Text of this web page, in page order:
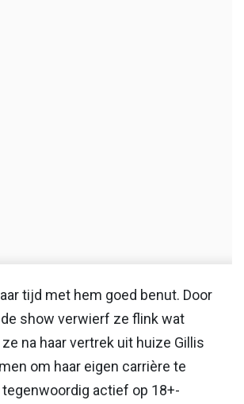
tijd met hem goed benut. Door
show verwierf ze flink wat
na haar vertrek uit huize Gillis
om haar eigen carrière te
actief op 18+-